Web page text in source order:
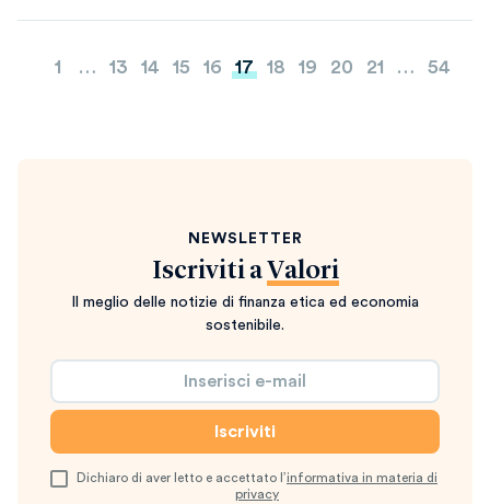
Paginazione
1 … 13 14 15 16 17 18 19 20 21 … 54
NEWSLETTER
Iscriviti a Valori
Il meglio delle notizie di finanza etica ed economia
sostenibile.
Dichiaro di aver letto e accettato l’informativa in materia di
privacy